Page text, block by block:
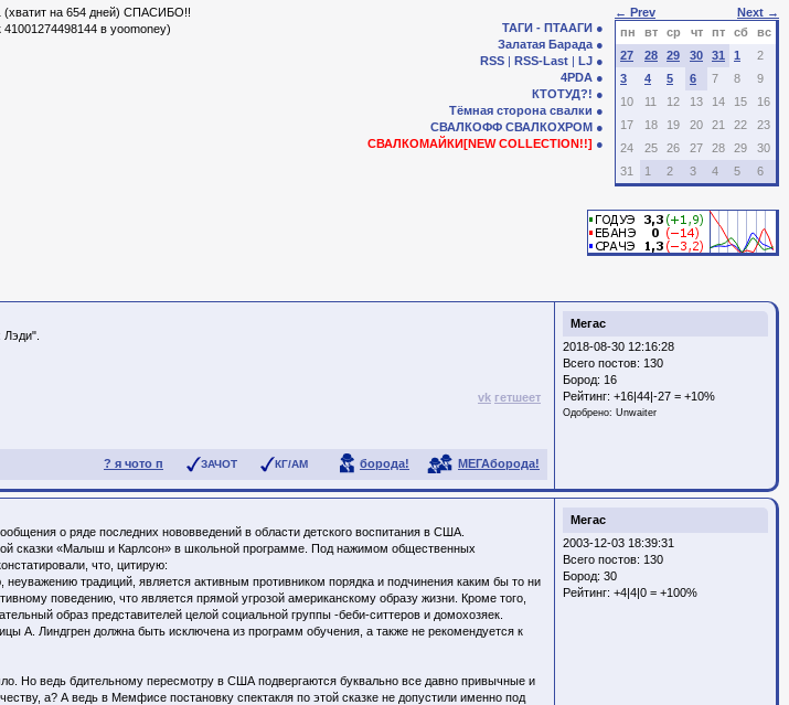
(хватит на 654 дней) СПАСИБО!!
в yoomoney)
ТАГИ - ПТААГИ
Залатая Барада
RSS | RSS-Last | LJ
4PDA
КТОТУД?!
Тёмная сторона свалки
СВАЛКОФФ СВАЛКОХРОМ
СВАЛКОМАЙКИ[NEW COLLECTION!!]
← Prev
Next →
пн
вт ср чт пт сб
вс
27
28 29 30 31 1
2
3
4 5 6 7 8
9
10
11 12 13 14 15
16
17
18 19 20 21 22
23
24
25 26 27 28 29
30
31
1 2 3 4 5 6
Мегас
2018-08-30 12:16:28
Всего постов: 130
Бород: 16
Рейтинг: +16|44|-27 = +10%
Одобрено: Unwaiter
vk гетшеет
? я чото п ЗАЧОТ КГ/АМ борода! МЕГАборода!
Мегас
2003-12-03 18:39:31
Всего постов: 130
Бород: 30
Рейтинг: +4|4|0 = +100%
о ряде последних нововведений в области детского воспитания в США.
сказки «Малыш и Карлсон» в школьной программе. Под нажимом общественных
что, цитирую:
традиций, является активным противником порядка и подчинения каким бы то ни
поведению, что является прямой угрозой американскому образу жизни. Кроме того,
образ представителей целой социальной группы -беби-ситтеров и домохозяек.
А. Линдгрен должна быть исключена из программ обучения, а также не рекомендуется к
Но ведь бдительному пересмотру в США подвергаются буквально все давно привычные и
а? А ведь в Мемфисе постановку спектакля по этой сказке не допустили именно под